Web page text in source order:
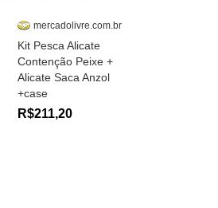
mercadolivre.com.br
Kit Pesca Alicate
Contenção Peixe +
Alicate Saca Anzol
+case
R$211,20